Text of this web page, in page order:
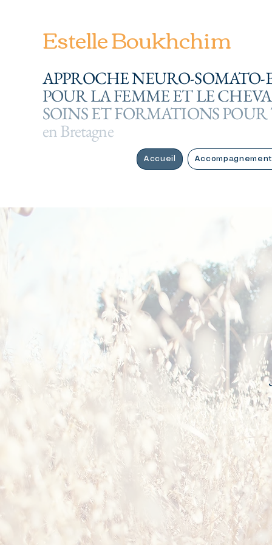
Estelle Boukhchim
APPROCHE NEURO-
POUR LA FEMME ET LE
SOINS ET FORMATIONS
en Bretagne
Accueil